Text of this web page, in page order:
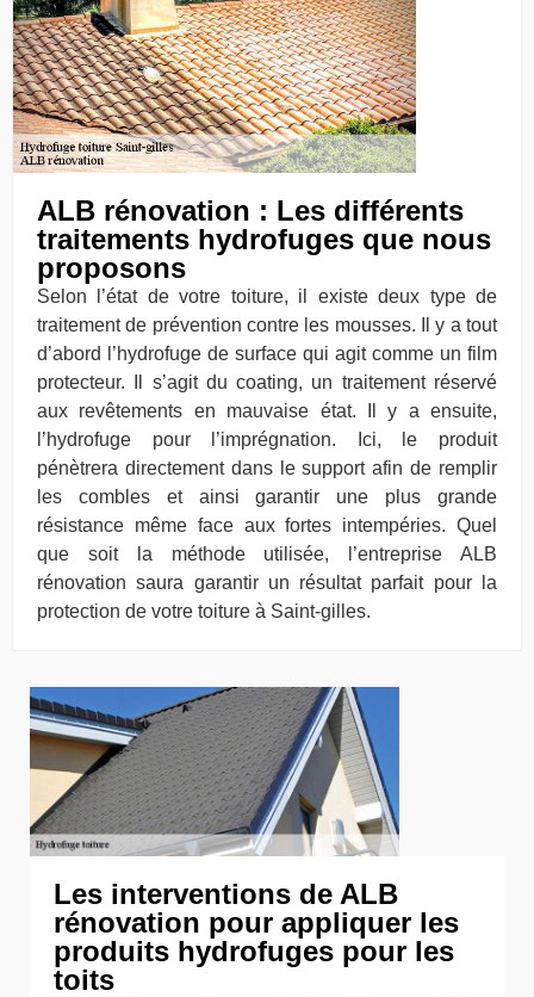
ALB rénovation : Les différents
traitements hydrofuges que nous
proposons
Selon l’état de votre toiture, il existe deux type de
traitement de prévention contre les mousses. Il y a tout
d’abord l’hydrofuge de surface qui agit comme un film
protecteur. Il s’agit du coating, un traitement réservé
aux revêtements en mauvaise état. Il y a ensuite,
l’hydrofuge pour l’imprégnation. Ici, le produit
pénètrera directement dans le support afin de remplir
les combles et ainsi garantir une plus grande
résistance même face aux fortes intempéries. Quel
que soit la méthode utilisée, l’entreprise ALB
rénovation saura garantir un résultat parfait pour la
protection de votre toiture à Saint-gilles.
Les interventions de ALB
rénovation pour appliquer les
produits hydrofuges pour les
toits